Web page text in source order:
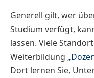
Generell gilt, wer
Studium verfügt,
lassen. Viele
Weiterbildung
Dort lernen Sie,